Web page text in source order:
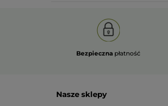
Bezpieczna płatność
Nasze sklepy